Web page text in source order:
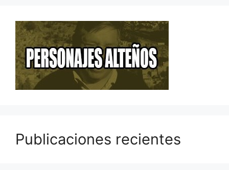
Publicaciones recientes